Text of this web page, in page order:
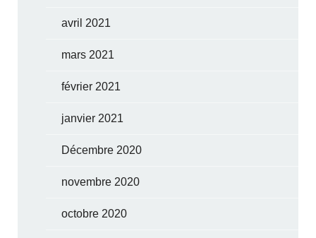
avril 2021
mars 2021
février 2021
janvier 2021
Décembre 2020
novembre 2020
octobre 2020